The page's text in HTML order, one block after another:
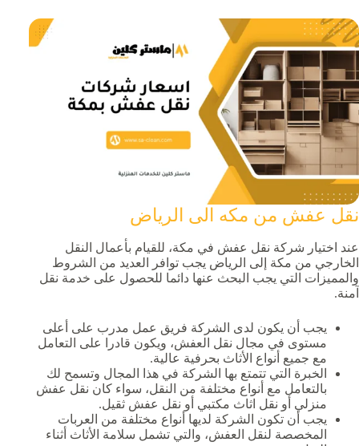
نقل عفش من مكه الى الرياض
عند اختيار شركة نقل عفش في مكة، للقيام بأعمال النقل
الخارجي من مكة إلى الرياض يجب توافر العديد من الشروط
والمميزات التي يجب البحث عنها دائما للحصول على خدمة نقل
آمنة.
يجب أن يكون لدى الشركة فريق عمل مدرب على أعلى
مستوى في مجال نقل العفش، ويكون قادرا على التعامل
مع جميع أنواع الأثاث بحرفية عالية.
الخبرة التي تتمتع بها الشركة في هذا المجال وتسمح لك
بالتعامل مع أنواع مختلفة من النقل، سواء كان نقل عفش
منزلي أو نقل اثاث مكتبي أو نقل عفش ثقيل.
يجب أن تكون الشركة لديها أنواع مختلفة من العربات
المخصصة لنقل العفش، والتي تشمل سلامة الأثاث أثناء